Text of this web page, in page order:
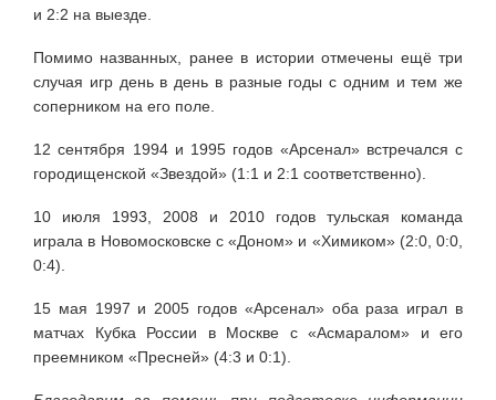
и 2:2 на выезде.
Помимо названных, ранее в истории отмечены ещё три
случая игр день в день в разные годы с одним и тем же
соперником на его поле.
12 сентября 1994 и 1995 годов «Арсенал» встречался с
городищенской «Звездой» (1:1 и 2:1 соответственно).
10 июля 1993, 2008 и 2010 годов тульская команда
играла в Новомосковске с «Доном» и «Химиком» (2:0, 0:0,
0:4).
15 мая 1997 и 2005 годов «Арсенал» оба раза играл в
матчах Кубка России в Москве с «Асмаралом» и его
преемником «Пресней» (4:3 и 0:1).